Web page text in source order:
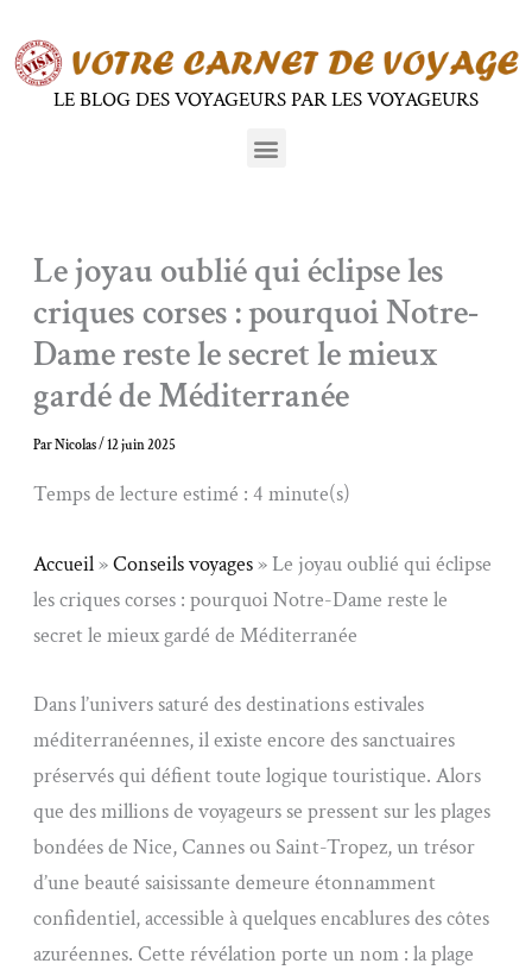
au
contenuLE BLOG DES VOYAGEURS PAR LES VOYAGEURS
Menu
Le joyau oublié qui éclipse les
criques corses : pourquoi Notre-
Dame reste le secret le mieux
gardé de Méditerranée
ParNicolas/12 juin 2025
Temps de lecture estimé : 4 minute(s)
Accueil»Conseils voyages»Le joyau oublié qui éclipse
les criques corses : pourquoi Notre-Dame reste le
secret le mieux gardé de Méditerranée
Dans l’univers saturé des destinations estivales
méditerranéennes, il existe encore des sanctuaires
préservés qui défient toute logique touristique. Alors
que des millions de voyageurs se pressent sur les plages
bondées de Nice, Cannes ou Saint-Tropez, un trésor
d’une beauté saisissante demeure étonnamment
confidentiel, accessible à quelques encablures des côtes
azuréennes. Cette révélation porte un nom : la plage